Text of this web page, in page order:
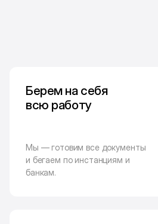
Берем на себя
всю работу
Мы — готовим все документы
и бегаем по инстанциям и
банкам.